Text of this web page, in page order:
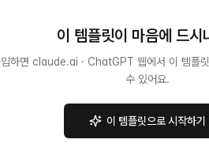
이 템플릿이 마음에 드시
하면 claude.ai · ChatGPT 웹에서 이 템플
수 있어요.
이 템플릿으로 시작하기